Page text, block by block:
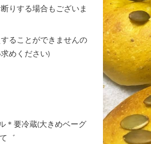
りする場合もございま
ることができませんの
めください)
＊要冷蔵(大きめベーグ
゛